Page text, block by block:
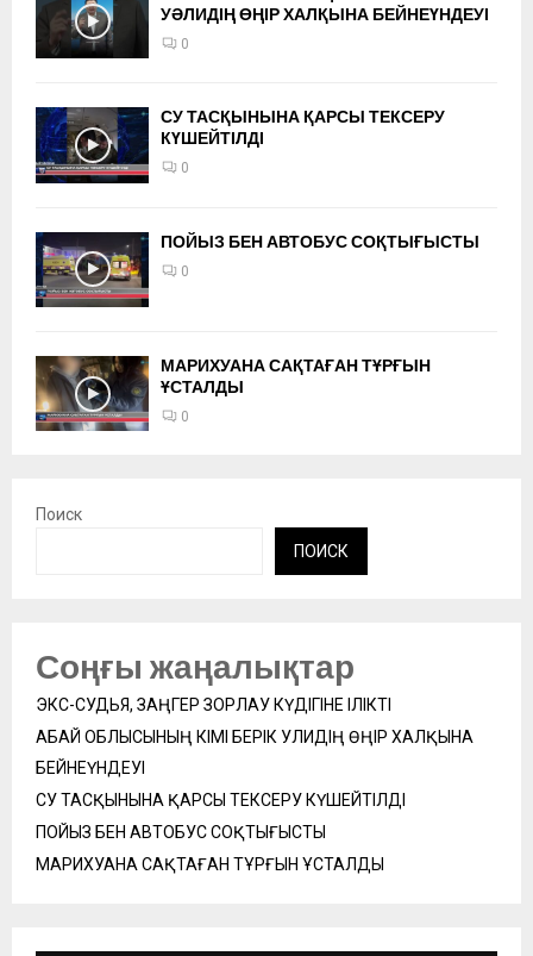
УӘЛИДІҢ ӨҢІР ХАЛҚЫНА БЕЙНЕҮНДЕУІ
0
СУ ТАСҚЫНЫНА ҚАРСЫ ТЕКСЕРУ
КҮШЕЙТІЛДІ
0
ПОЙЫЗ БЕН АВТОБУС СОҚТЫҒЫСТЫ
0
МАРИХУАНА САҚТАҒАН ТҰРҒЫН
ҰСТАЛДЫ
0
Поиск
ПОИСК
Соңғы жаңалықтар
ЭКС-СУДЬЯ, ЗАҢГЕР ЗОРЛАУ КҮДІГІНЕ ІЛІКТІ
АБАЙ ОБЛЫСЫНЫҢ ӘКІМІ БЕРІК УӘЛИДІҢ ӨҢІР ХАЛҚЫНА
БЕЙНЕҮНДЕУІ
СУ ТАСҚЫНЫНА ҚАРСЫ ТЕКСЕРУ КҮШЕЙТІЛДІ
ПОЙЫЗ БЕН АВТОБУС СОҚТЫҒЫСТЫ
МАРИХУАНА САҚТАҒАН ТҰРҒЫН ҰСТАЛДЫ